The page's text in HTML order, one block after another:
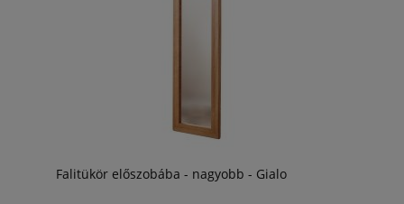
Falitükör előszobába - nagyobb - Gialo